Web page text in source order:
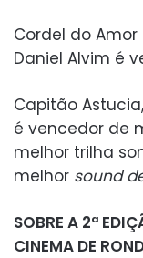
Cordel do
Daniel Alvim é
Capitão
é vencedor de
melhor trilha
melhor sound
SOBRE A 2ª
CINEMA DE